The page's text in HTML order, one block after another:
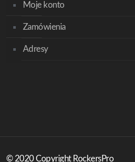
Moje konto
Zamówienia
Adresy
© 2020 Copyright RockersPro